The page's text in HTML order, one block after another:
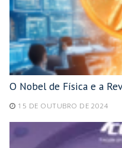
O Nobel de Física e a
15 DE OUTUBRO DE 2024